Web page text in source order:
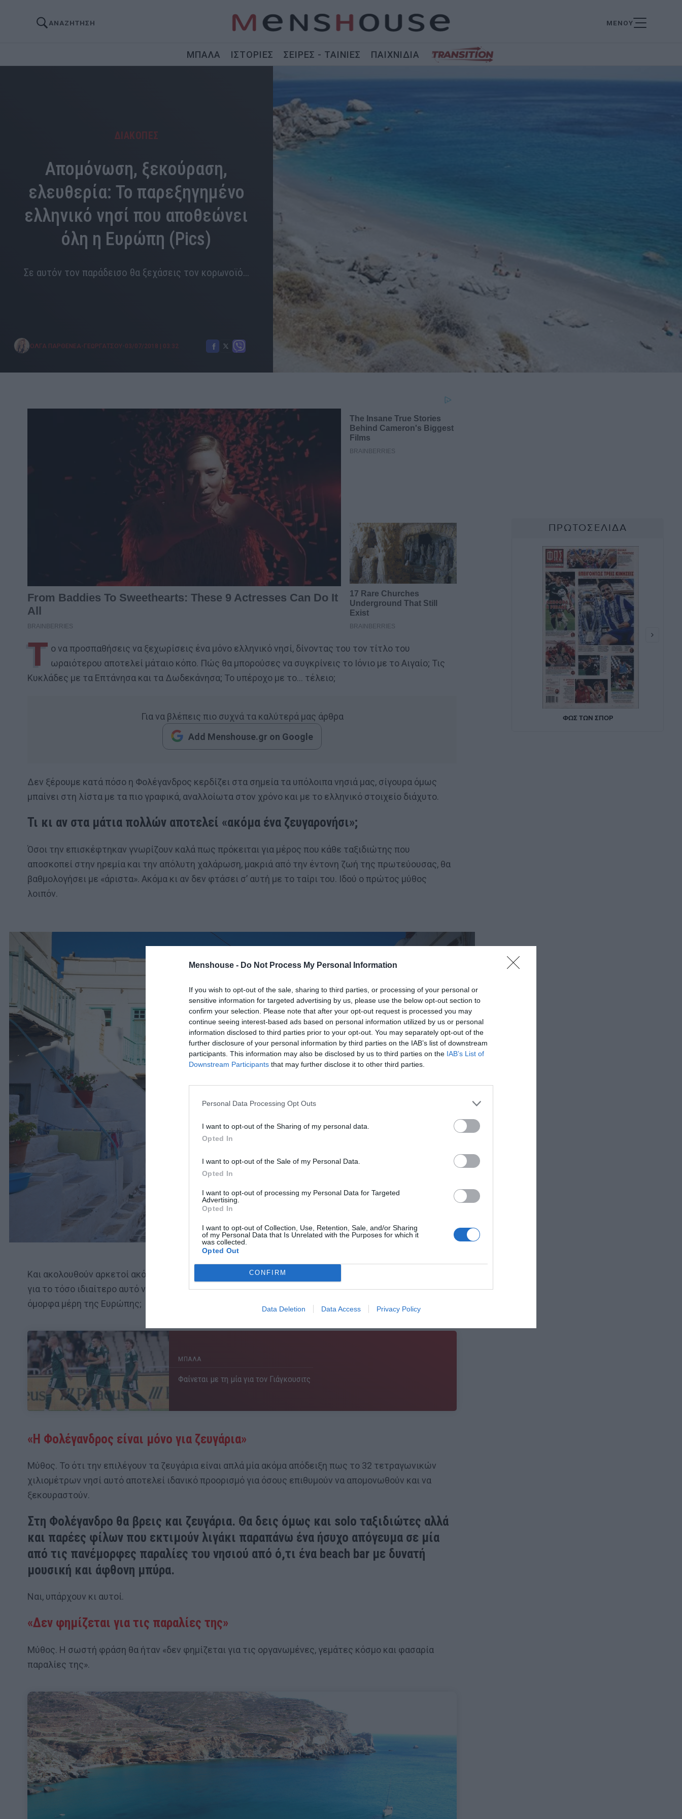
Menshouse - Do Not Process My Personal Information
If you wish to opt-out of the sale, sharing to third parties, or processing of your personal or
sensitive information for targeted advertising by us, please use the below opt-out section to
confirm your selection. Please note that after your opt-out request is processed you may
continue seeing interest-based ads based on personal information utilized by us or personal
information disclosed to third parties prior to your opt-out. You may separately opt-out of the
further disclosure of your personal information by third parties on the IAB’s list of downstream
participants. This information may also be disclosed by us to third parties on the IAB’s List of
Downstream Participants that may further disclose it to other third parties.
Personal Data Processing Opt Outs
I want to opt-out of the Sharing of my personal data.
Opted In
I want to opt-out of the Sale of my Personal Data.
Opted In
I want to opt-out of processing my Personal Data for Targeted
Advertising.
Opted In
I want to opt-out of Collection, Use, Retention, Sale, and/or Sharing
of my Personal Data that Is Unrelated with the Purposes for which it
was collected.
Opted Out
CONFIRM
Data Deletion Data Access Privacy Policy
ΑΝΑΖΗΤΗΣΗ ΜΕΝΟΥ
ΜΠΑΛΑ ΙΣΤΟΡΙΕΣ ΣΕΙΡΕΣ - ΤΑΙΝΙΕΣ ΠΑΙΧΝΙΔΙΑ
ΔΙΑΚΟΠΕΣ
Απομόνωση, ξεκούραση,
ελευθερία: Το παρεξηγημένο
ελληνικό νησί που αποθεώνει
όλη η Ευρώπη (Pics)
Σε αυτόν τον παράδεισο θα ξεχάσεις τον κορωνοϊό...
ΟΛΓΑ ΠΑΡΘΕΝΕΑ-ΓΕΩΡΓΑΤΣΟΥ• 03/07/2018 | 03:32
Τ ο να προσπαθήσεις να ξεχωρίσεις ένα μόνο ελληνικό νησί, δίνοντας του τον τίτλο του
ωραιότερου αποτελεί μάταιο κόπο. Πώς θα μπορούσες να συγκρίνεις το Ιόνιο με το Αιγαίο; Τις
Κυκλάδες με τα Επτάνησα και τα Δωδεκάνησα; Το υπέροχο με το… τέλειο;
Για να βλέπεις πιο συχνά τα καλύτερά μας άρθρα
Add Menshouse.gr on Google
Δεν ξέρουμε κατά πόσο η Φολέγανδρος κερδίζει στα σημεία τα υπόλοιπα νησιά μας, σίγουρα όμως
μπαίνει στη λίστα με τα πιο γραφικά, αναλλοίωτα στον χρόνο και με το ελληνικό στοιχείο διάχυτο.
Τι κι αν στα μάτια πολλών αποτελεί «ακόμα ένα ζευγαρονήσι»;
Όσοι την επισκέφτηκαν γνωρίζουν καλά πως πρόκειται για μέρος που κάθε ταξιδιώτης που
αποσκοπεί στην ηρεμία και την απόλυτη χαλάρωση, μακριά από την έντονη ζωή της πρωτεύουσας, θα
βαθμολογήσει με «άριστα». Ακόμα κι αν δεν φτάσει σ’ αυτή με το ταίρι του. Ιδού ο πρώτος μύθος
λοιπόν.
Και ακολουθούν αρκετοί ακόμα. Τι πραγματικά συμβαίνει στη Φολέγανδρο; Πόσα νομίζεις πως ξέρεις
για το τόσο ιδιαίτερο αυτό νησί των Κυκλάδων που ψηφίστηκε από το CNN ως ένα από τα επτά πιο
όμορφα μέρη της Ευρώπης;
ΜΠΑΛΑ
Φαίνεται με τη μία για τον Γιάγκουσιτς
«Η Φολέγανδρος είναι μόνο για ζευγάρια»
Μύθος. Το ότι την επιλέγουν τα ζευγάρια είναι απλά μία ακόμα απόδειξη πως το 32 τετραγωνικών
χιλιομέτρων νησί αυτό αποτελεί ιδανικό προορισμό για όσους επιθυμούν να απομονωθούν και να
ξεκουραστούν.
Στη Φολέγανδρο θα βρεις και ζευγάρια. Θα δεις όμως και solo ταξιδιώτες αλλά
και παρέες φίλων που εκτιμούν λιγάκι παραπάνω ένα ήσυχο απόγευμα σε μία
από τις πανέμορφες παραλίες του νησιού από ό,τι ένα beach bar με δυνατή
μουσική και άφθονη μπύρα.
Ναι, υπάρχουν κι αυτοί.
«Δεν φημίζεται για τις παραλίες της»
Μύθος. Η σωστή φράση θα ήταν «δεν φημίζεται για τις οργανωμένες, γεμάτες κόσμο και φασαρία
παραλίες της».